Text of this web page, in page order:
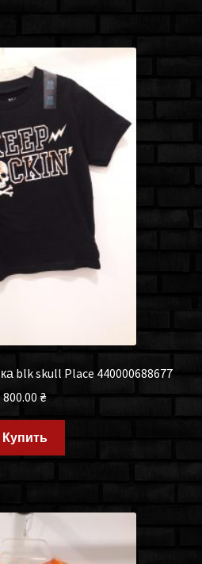
blk skull Place 440000688677
800.00 ₴
Купить